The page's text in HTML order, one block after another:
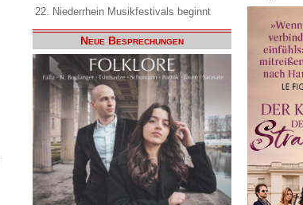
22. Niederrhein Musikfestivals beginnt
Neue Besprechungen